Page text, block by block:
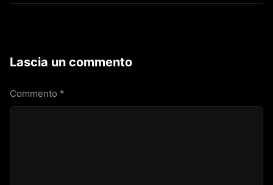
Lascia un commento
Commento *